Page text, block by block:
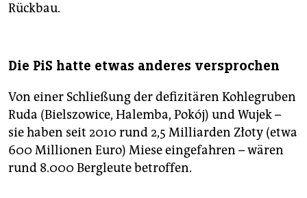
Rückbau.
Die PiS hatte etwas anderes versprochen
Von einer Schließung der defizitären Kohlegruben
Ruda (Bielszowice, Halemba, Pokój) und Wujek –
sie haben seit 2010 rund 2,5 Milliarden Złoty (etwa
600 Millionen Euro) Miese eingefahren – wären
rund 8.000 Bergleute betroffen.